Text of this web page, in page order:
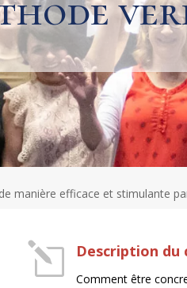
manière efficace et stimulante
l Description du
Comment être